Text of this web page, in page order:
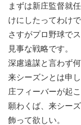
まずは新庄監督就
けにしたってわけで
さすがプロ野球で
見事な戦略です。
深慮遠謀と言わず
来シーズンとは申
庄フィーバーが起
願わくば、来シー
飾って欲しい。